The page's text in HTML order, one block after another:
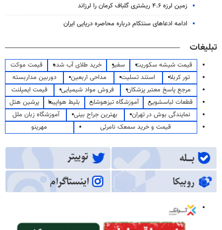
زمین لرزه ۴.۶ ریشتری گلباف کرمان را لرزاند
ادامه ادعاهای سنتکام درباره محاصره دریایی ایران
تبلیغات
قیمت شیشه سکوریت سفیر خرید طلای آب شده
قیمت موکت
تور کربلا
استند تسلیت مداحی اربعین
دوربین مداربسته
مرجع پاسخ معتبر پزشکان
فروش مواد شیمیایی
قیمت ایمپلنت
قطعات لباسشویی
آموزشگاه تیزهوشان بلیط هواپیما
پرشین هتل
نمایندگی بوش در تهران
بهترین جراح بینی
آموزشگاه زبان ملل
قیمت و خرید سمعک نامرئی
مهرینو